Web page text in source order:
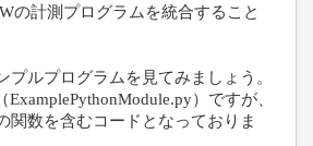
の計測プログラムを統合すること
プルプログラムを見てみましょう。
ExamplePythonModule.py）ですが、
関数を含むコードとなっておりま